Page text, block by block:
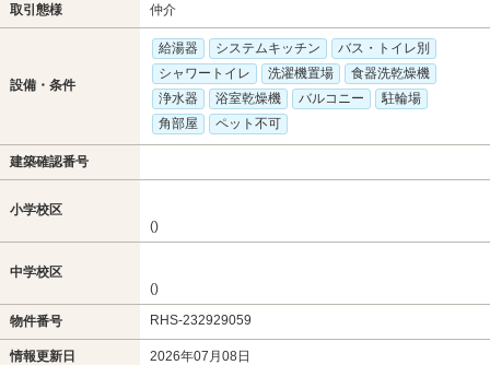
取引態様 仲介
設備・条件
給湯器 システムキッチン
バス・トイレ別
シャワートイレ
洗濯機置場
食器洗乾燥機
浄水器
浴室乾燥機 バルコニー
駐輪場
角部屋
ペット不可
建築確認番号
小学校区
()
中学校区
()
物件番号 RHS-232929059
情報更新日 2026年07月08日